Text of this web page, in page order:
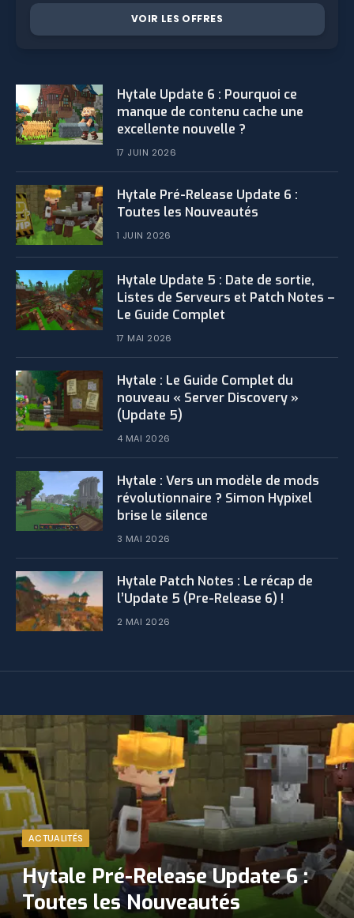
VOIR LES OFFRES
Hytale Update 6 : Pourquoi ce
manque de contenu cache une
excellente nouvelle ?
17 JUIN 2026
Hytale Pré-Release Update 6 :
Toutes les Nouveautés
1 JUIN 2026
Hytale Update 5 : Date de sortie,
Listes de Serveurs et Patch Notes –
Le Guide Complet
17 MAI 2026
Hytale : Le Guide Complet du
nouveau « Server Discovery »
(Update 5)
4 MAI 2026
Hytale : Vers un modèle de mods
révolutionnaire ? Simon Hypixel
brise le silence
3 MAI 2026
​Hytale Patch Notes : Le récap de
l’Update 5 (Pre-Release 6) !
2 MAI 2026
ACTUALITÉS
Hytale Pré-Release Update 6 :
Toutes les Nouveautés